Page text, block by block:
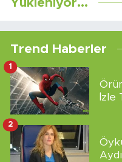
Yükleniyor...
Trend Haberler
İzle
1
2